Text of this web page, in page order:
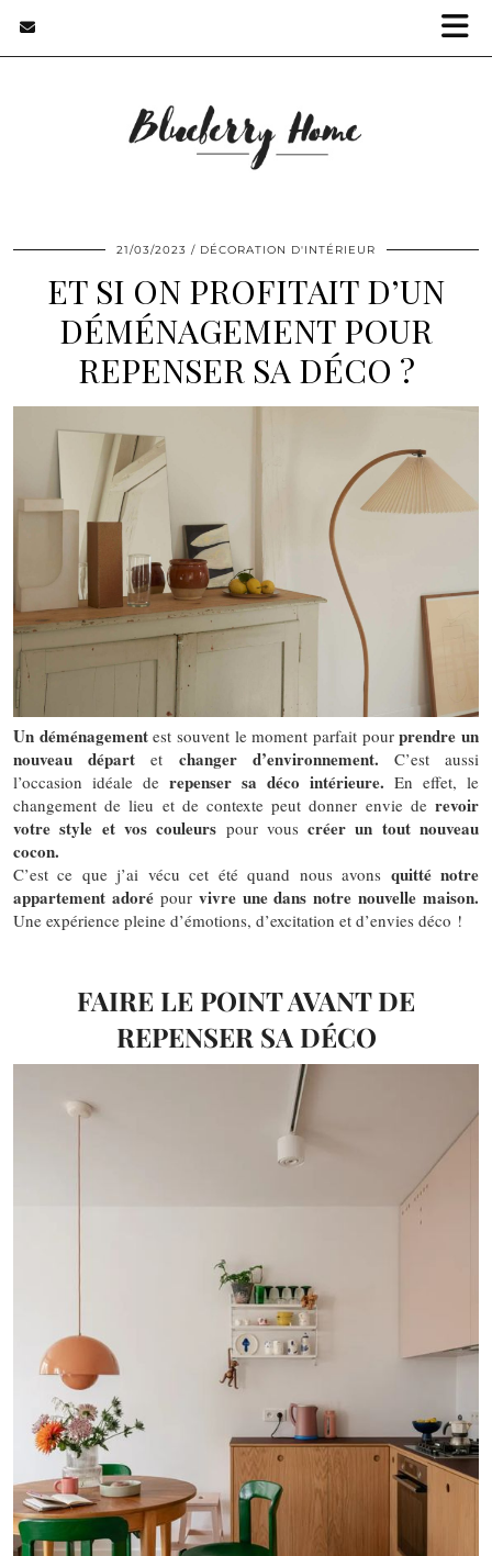
21/03/2023 DÉCORATION D'INTÉRIEUR
ET SI ON PROFITAIT D’UN
DÉMÉNAGEMENT POUR
REPENSER SA DÉCO ?
Un déménagementest souvent le moment parfait pourprendre un
nouveau départet changer d’environnement. C’est aussi
l’occasion idéale de repenser sa déco intérieure. En effet, le
changement de lieu et de contexte peut donner envie derevoir
votre style et vos couleurs pour vouscréer un tout nouveau
cocon.
C’est ce que j’ai vécu cet été quand nous avons quitté notre
appartement adoré pourvivre une dans notre nouvelle maison.
Une expérience pleine d’émotions, d’excitation et d’envies déco !
FAIRE LE POINT AVANT DE
REPENSER SA DÉCO